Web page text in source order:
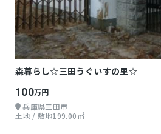
森暮らし☆三田うぐいすの里☆
100万円
兵庫県三田市
土地 / 敷地199.00㎡